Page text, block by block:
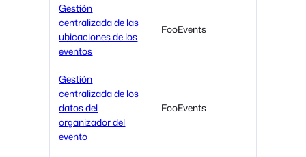
Gestión
centralizada de las
ubicaciones de los
eventos
FooEvents
Gestión
centralizada de los
datos del
organizador del
evento
FooEvents